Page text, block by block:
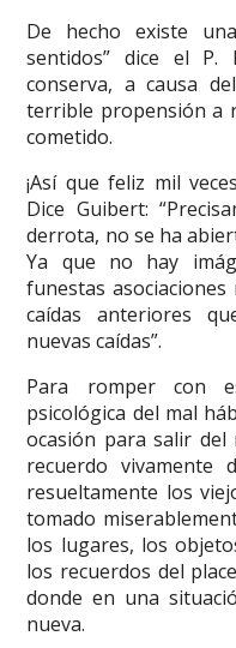
De hecho existe
sentidos” dice el
conserva, a causa
terrible propensión a
cometido.
¡Así que feliz mil
Dice Guibert:
derrota, no se ha
Ya que no hay
funestas
caídas anteriores
nuevas caídas”.
Para romper con
psicológica del mal
ocasión para salir
recuerdo vivamente
resueltamente los
tomado
los lugares, los
los recuerdos del
donde en una
nueva.